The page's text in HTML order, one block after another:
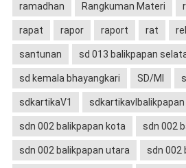
ramadhan Rangkuman Materi
rapat rapor raport rat
santunan sd 013 balikpapan
sd kemala bhayangkari SD/MI
sdkartikaV1 sdkartikavIbalikpapan
sdn 002 balikpapan kota sdn 002
sdn 002 balikpapan utara sdn 002